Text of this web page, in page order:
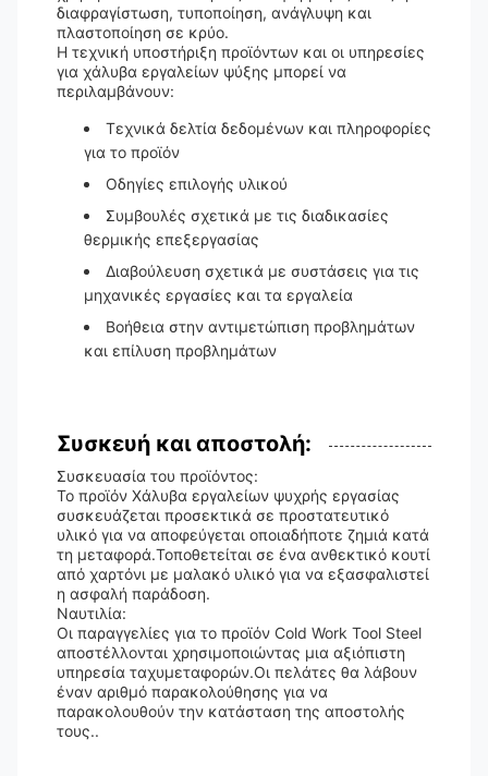
διαφραγίστωση, τυποποίηση, ανάγλυψη και
πλαστοποίηση σε κρύο.
Η τεχνική υποστήριξη προϊόντων και οι υπηρεσίες
για χάλυβα εργαλείων ψύξης μπορεί να
περιλαμβάνουν:
Τεχνικά δελτία δεδομένων και πληροφορίες
για το προϊόν
Οδηγίες επιλογής υλικού
Συμβουλές σχετικά με τις διαδικασίες
θερμικής επεξεργασίας
Διαβούλευση σχετικά με συστάσεις για τις
μηχανικές εργασίες και τα εργαλεία
Βοήθεια στην αντιμετώπιση προβλημάτων
και επίλυση προβλημάτων
Συσκευή και αποστολή:
Συσκευασία του προϊόντος:
Το προϊόν Χάλυβα εργαλείων ψυχρής εργασίας
συσκευάζεται προσεκτικά σε προστατευτικό
υλικό για να αποφεύγεται οποιαδήποτε ζημιά κατά
τη μεταφορά.Τοποθετείται σε ένα ανθεκτικό κουτί
από χαρτόνι με μαλακό υλικό για να εξασφαλιστεί
η ασφαλή παράδοση.
Ναυτιλία:
Οι παραγγελίες για το προϊόν Cold Work Tool Steel
αποστέλλονται χρησιμοποιώντας μια αξιόπιστη
υπηρεσία ταχυμεταφορών.Οι πελάτες θα λάβουν
έναν αριθμό παρακολούθησης για να
παρακολουθούν την κατάσταση της αποστολής
τους..